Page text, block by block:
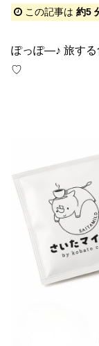
この記事は約5
ぽっぽ―♪ 旅する
♡